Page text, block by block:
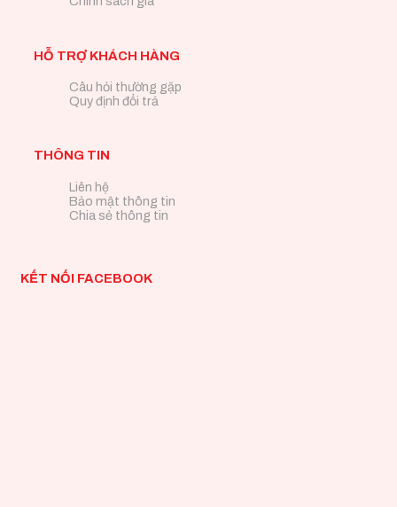
HỖ TRỢ KHÁCH HÀNG
Câu hỏi thường gặp
Quy định đổi trả
THÔNG TIN
Liên hệ
Bảo mật thông tin
Chia sẻ thông tin
KẾT NỐI FACEBOOK